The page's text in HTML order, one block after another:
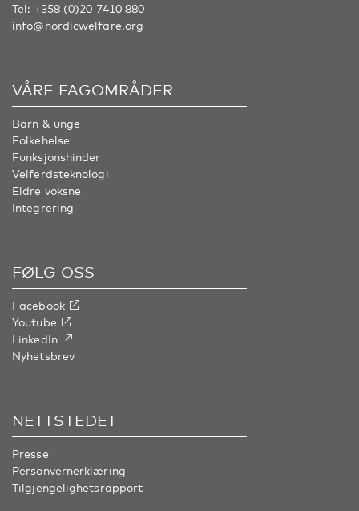
Tel: +358 (0)20 7410 880
info@nordicwelfare.org
VÅRE FAGOMRÅDER
Barn & unge
Folkehelse
Funksjonshinder
Velferdsteknologi
Eldre voksne
Integrering
FØLG OSS
Facebook
Youtube
LinkedIn
Nyhetsbrev
NETTSTEDET
Presse
Personvernerklæring
Tilgjengelighetsrapport